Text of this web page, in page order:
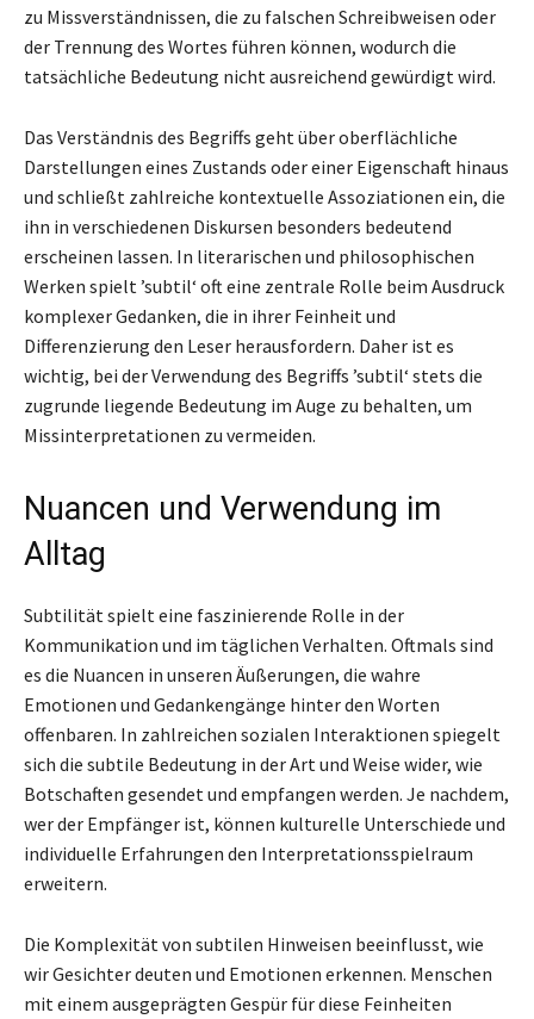
zu Missverständnissen, die zu falschen Schreibweisen oder
der Trennung des Wortes führen können, wodurch die
tatsächliche Bedeutung nicht ausreichend gewürdigt wird.
Das Verständnis des Begriffs geht über oberflächliche
Darstellungen eines Zustands oder einer Eigenschaft hinaus
und schließt zahlreiche kontextuelle Assoziationen ein, die
ihn in verschiedenen Diskursen besonders bedeutend
erscheinen lassen. In literarischen und philosophischen
Werken spielt ’subtil‘ oft eine zentrale Rolle beim Ausdruck
komplexer Gedanken, die in ihrer Feinheit und
Differenzierung den Leser herausfordern. Daher ist es
wichtig, bei der Verwendung des Begriffs ’subtil‘ stets die
zugrunde liegende Bedeutung im Auge zu behalten, um
Missinterpretationen zu vermeiden.
Nuancen und Verwendung im
Alltag
Subtilität spielt eine faszinierende Rolle in der
Kommunikation und im täglichen Verhalten. Oftmals sind
es die Nuancen in unseren Äußerungen, die wahre
Emotionen und Gedankengänge hinter den Worten
offenbaren. In zahlreichen sozialen Interaktionen spiegelt
sich die subtile Bedeutung in der Art und Weise wider, wie
Botschaften gesendet und empfangen werden. Je nachdem,
wer der Empfänger ist, können kulturelle Unterschiede und
individuelle Erfahrungen den Interpretationsspielraum
erweitern.
Die Komplexität von subtilen Hinweisen beeinflusst, wie
wir Gesichter deuten und Emotionen erkennen. Menschen
mit einem ausgeprägten Gespür für diese Feinheiten